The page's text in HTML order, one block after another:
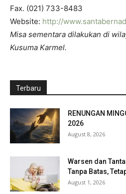
Fax. (021) 733-8483
Website: http://
Misa sementara dilakukan di
Kusuma Karmel.
Terbaru
RENUNGAN
2026
August 8, 2026
Warsen dan
Tanpa Batas,
August 1, 2026